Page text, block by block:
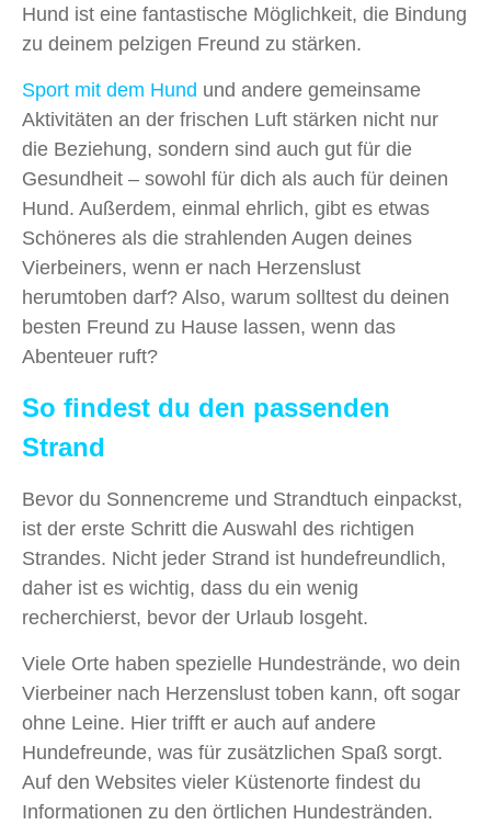
Hund ist eine fantastische Möglichkeit, die Bindung
zu deinem pelzigen Freund zu stärken.
Sport mit dem Hund und andere gemeinsame
Aktivitäten an der frischen Luft stärken nicht nur
die Beziehung, sondern sind auch gut für die
Gesundheit – sowohl für dich als auch für deinen
Hund. Außerdem, einmal ehrlich, gibt es etwas
Schöneres als die strahlenden Augen deines
Vierbeiners, wenn er nach Herzenslust
herumtoben darf? Also, warum solltest du deinen
besten Freund zu Hause lassen, wenn das
Abenteuer ruft?
So findest du den passenden
Strand
Bevor du Sonnencreme und Strandtuch einpackst,
ist der erste Schritt die Auswahl des richtigen
Strandes. Nicht jeder Strand ist hundefreundlich,
daher ist es wichtig, dass du ein wenig
recherchierst, bevor der Urlaub losgeht.
Viele Orte haben spezielle Hundestrände, wo dein
Vierbeiner nach Herzenslust toben kann, oft sogar
ohne Leine. Hier trifft er auch auf andere
Hundefreunde, was für zusätzlichen Spaß sorgt.
Auf den Websites vieler Küstenorte findest du
Informationen zu den örtlichen Hundestränden.